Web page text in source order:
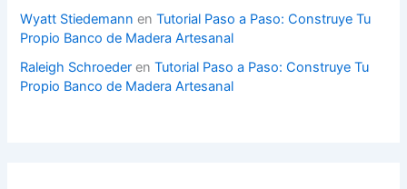
Wyatt Stiedemann enTutorial Paso a Paso: Construye Tu
Propio Banco de Madera Artesanal
Raleigh Schroeder enTutorial Paso a Paso: Construye Tu
Propio Banco de Madera Artesanal